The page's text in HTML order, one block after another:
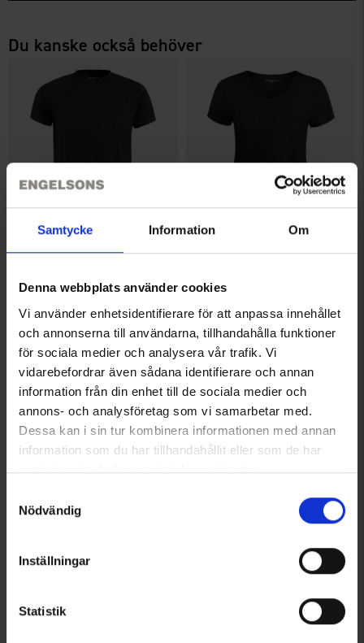
Samtycke Information Om
Denna webbplats använder cookies
Vi använder enhetsidentifierare för att anpassa innehållet
och annonserna till användarna, tillhandahålla funktioner
för sociala medier och analysera vår trafik. Vi
vidarebefordrar även sådana identifierare och annan
information från din enhet till de sociala medier och
annons- och analysföretag som vi samarbetar med.
Dessa kan i sin tur kombinera informationen med annan
information som du har tillhandahållit eller som de har
samlat in när du har använt deras tjänster.
Nödvändig
Inställningar
Statistik
Du kanske också behöver
T-shirt Bambu Herr
Liknande produkter
4068
Från75 kr
Strumpor Bomull 3-pack
Betyg:
Andra köpte även